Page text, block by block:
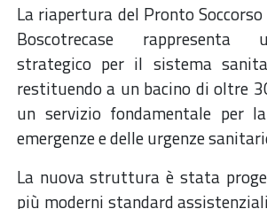
La riapertura del Pronto
Boscotrecase rappresenta
strategico per il sistema
restituendo a un bacino di oltre
un servizio fondamentale per
emergenze e delle urgenze
La nuova struttura è stata
più moderni standard